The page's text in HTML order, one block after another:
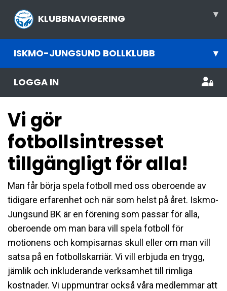
KLUBBNAVIGERING ▾
ISKMO-JUNGSUND BOLLKLUBB ▾
LOGGA IN
Vi gör
fotbollsintresset
tillgängligt för alla!
Man får börja spela fotboll med oss oberoende av
tidigare erfarenhet och när som helst på året. Iskmo-
Jungsund BK är en förening som passar för alla,
oberoende om man bara vill spela fotboll för
motionens och kompisarnas skull eller om man vill
satsa på en fotbollskarriär. Vi vill erbjuda en trygg,
jämlik och inkluderande verksamhet till rimliga
kostnader. Vi uppmuntrar också våra medlemmar att